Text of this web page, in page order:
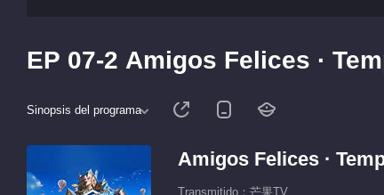
EP 07-2 Amigos Felices ·
Sinopsis del programa
Amigos Felices ·
Transmitido：芒果TV